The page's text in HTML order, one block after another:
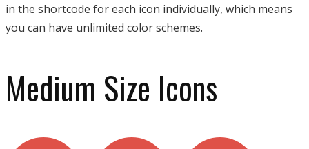
in the shortcode for each icon individually, which means
you can have unlimited color schemes.
Medium Size Icons